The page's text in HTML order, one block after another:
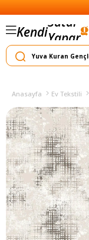
KendiYapar
Satar
Anasayfa Ev Tekstili